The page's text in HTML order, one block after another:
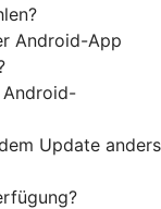
Android-App
Update anders